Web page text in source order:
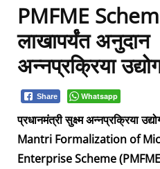
PMFME
लाखापर्यंत अनुदान
अन्नप्रक्रिया
Share Whatsapp
प्रधानमंत्री सुक्ष्म अन्नप्रक्रिया
Mantri Formalization of
Enterprise Scheme